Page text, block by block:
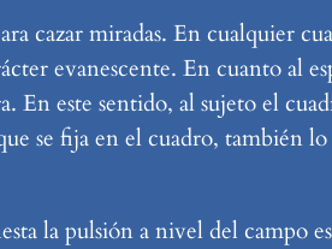
cazar miradas. En cualquier
evanescente. En cuanto al
En este sentido, al sujeto el
se fija en el cuadro, también
la pulsión a nivel del campo